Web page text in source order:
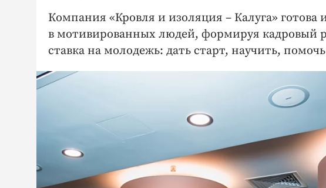
Компания «Кровля и изоляция – Калуга» готова
в мотивированных людей, формируя кадровый
ставка на молодежь: дать старт, научить,